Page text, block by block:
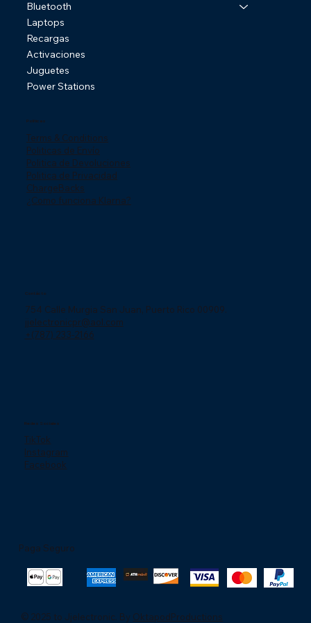
Bluetooth
Laptops
Recargas
Activaciones
Juguetes
Power Stations
Politicas
Terms & Conditions
Politicas de Envío
Politica de Devoluciones
Politica de Privacidad
ChargeBacks
¿Como funciona Klarna?
Contácto
754 Calle Murgia San Juan, Puerto Rico 00909.
jjelectronicpr@aol.com
+(787) 233-2166
Redes Sociales
TikTok
Instagram
Facebook
Paga Seguro
© 2025 to Jjelectronic. By OktapodProductions